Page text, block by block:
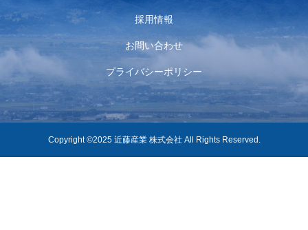
採用情報
お問い合わせ
プライバシーポリシー
Copyright ©2025 近藤産業 株式会社 All Rights Reserved.